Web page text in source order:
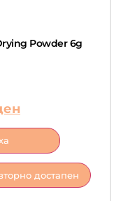
Powder 6g
достапен